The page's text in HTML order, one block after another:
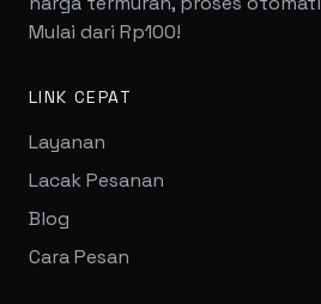
Mulai dari Rp100!
LINK CEPAT
Layanan
Lacak Pesanan
Blog
Cara Pesan